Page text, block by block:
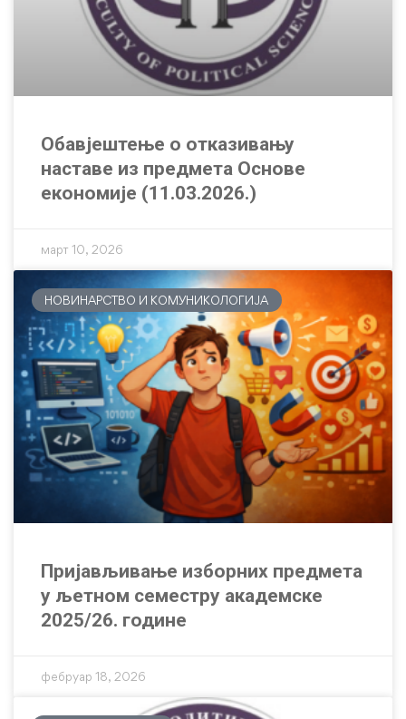
Обавјештење о отказивању
наставе из предмета Основе
економије (11.03.2026.)
март 10, 2026
НОВИНАРСТВО И КОМУНИКОЛОГИЈА
Пријављивање изборних предмета
у љетном семестру академске
2025/26. године
фебруар 18, 2026